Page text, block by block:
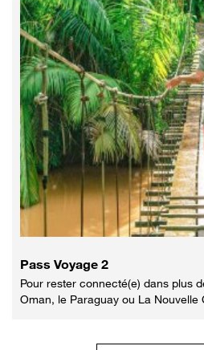
Pass Voyage 2
Pour rester connecté(e) dans plus
Oman, le Paraguay ou La Nouvelle